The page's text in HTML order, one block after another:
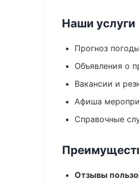
Наши услуги
Прогноз
Объявления о
Вакансии и
Афиша
Справочные
Отзывы